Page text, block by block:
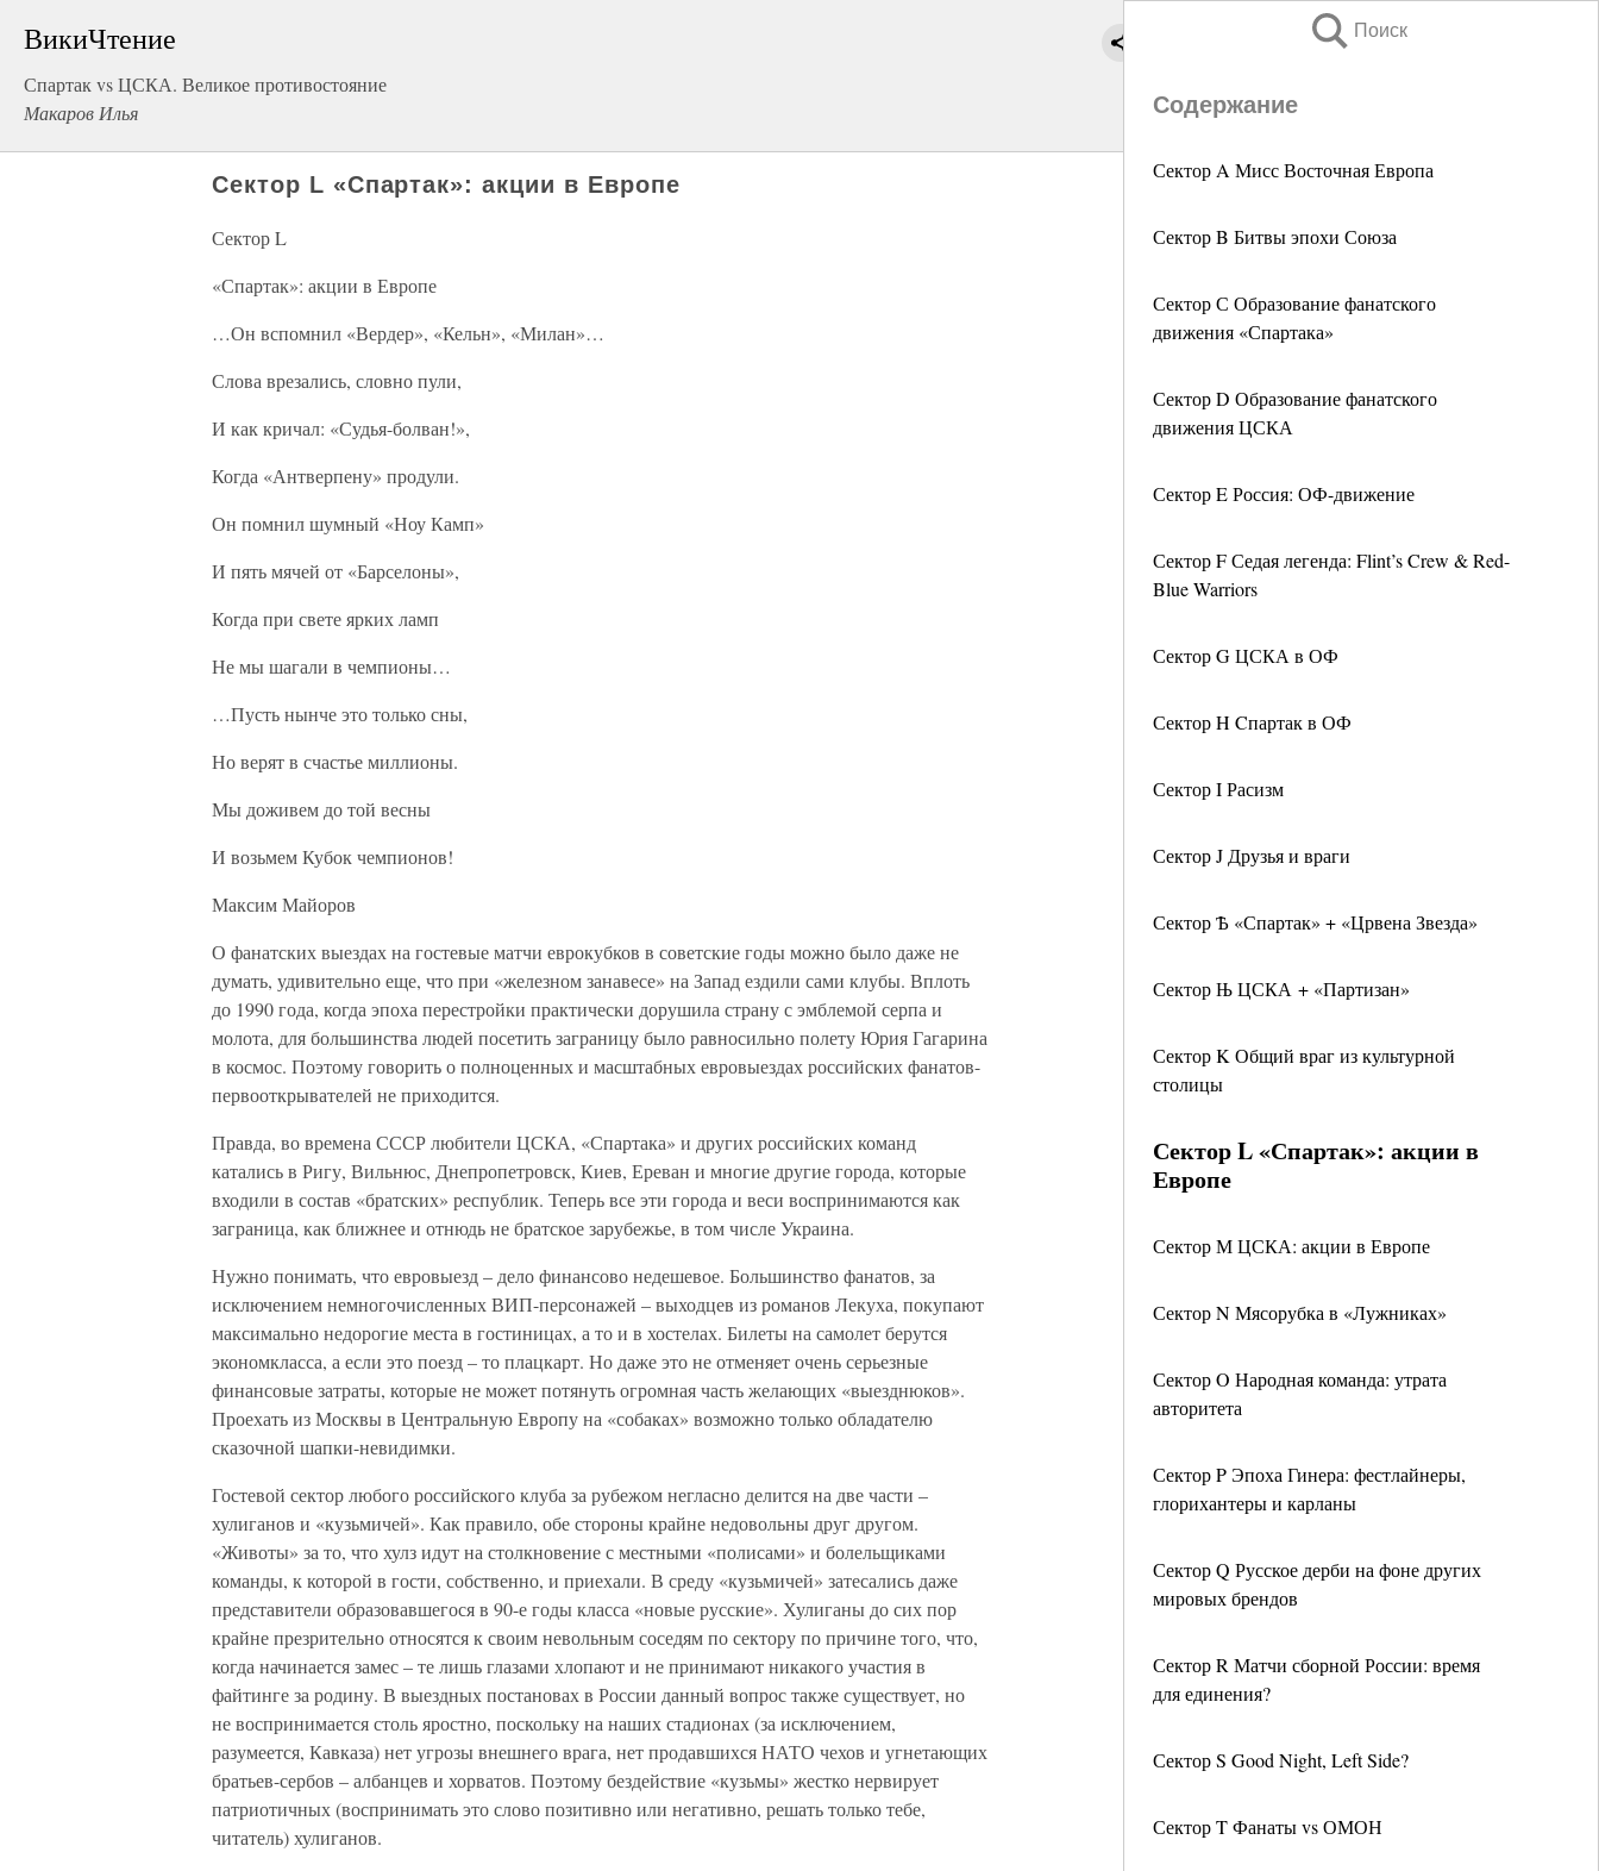
ВикиЧтение
Спартак vs ЦСКА. Великое противостояние
Макаров Илья
Поиск
Содержание
Сектор A Мисс Восточная Европа
Сектор B Битвы эпохи Союза
Сектор С Образование фанатского
движения «Спартака»
Сектор D Образование фанатского
движения ЦСКА
Сектор E Россия: ОФ-движение
Сектор F Седая легенда: Flint’s Crew & Red-
Blue Warriors
Сектор G ЦСКА в ОФ
Сектор H Cпартак в ОФ
Сектор I Расизм
Сектор J Друзья и враги
Сектор Ѣ «Спартак» + «Црвена Звезда»
Сектор Њ ЦСКА + «Партизан»
Сектор K Общий враг из культурной
столицы
Сектор L «Спартак»: акции в
Европе
Сектор М ЦСКА: акции в Европе
Сектор N Мясорубка в «Лужниках»
Сектор O Народная команда: утрата
авторитета
Сектор P Эпоха Гинера: фестлайнеры,
глорихантеры и карланы
Сектор Q Русское дерби на фоне других
мировых брендов
Сектор R Матчи сборной России: время
для единения?
Сектор S Good Night, Left Side?
Сектор T Фанаты vs ОМОН
Сектор L «Спартак»: акции в Европе
Сектор L
«Спартак»: акции в Европе
…Он вспомнил «Вердер», «Кельн», «Милан»…
Слова врезались, словно пули,
И как кричал: «Судья-болван!»,
Когда «Антверпену» продули.
Он помнил шумный «Ноу Камп»
И пять мячей от «Барселоны»,
Когда при свете ярких ламп
Не мы шагали в чемпионы…
…Пусть нынче это только сны,
Но верят в счастье миллионы.
Мы доживем до той весны
И возьмем Кубок чемпионов!
Максим Майоров
О фанатских выездах на гостевые матчи еврокубков в советские годы можно было даже не
думать, удивительно еще, что при «железном занавесе» на Запад ездили сами клубы. Вплоть
до 1990 года, когда эпоха перестройки практически дорушила страну с эмблемой серпа и
молота, для большинства людей посетить заграницу было равносильно полету Юрия Гагарина
в космос. Поэтому говорить о полноценных и масштабных евровыездах российских фанатов-
первооткрывателей не приходится.
Правда, во времена СССР любители ЦСКА, «Спартака» и других российских команд
катались в Ригу, Вильнюс, Днепропетровск, Киев, Ереван и многие другие города, которые
входили в состав «братских» республик. Теперь все эти города и веси воспринимаются как
заграница, как ближнее и отнюдь не братское зарубежье, в том числе Украина.
Нужно понимать, что евровыезд – дело финансово недешевое. Большинство фанатов, за
исключением немногочисленных ВИП-персонажей – выходцев из романов Лекуха, покупают
максимально недорогие места в гостиницах, а то и в хостелах. Билеты на самолет берутся
экономкласса, а если это поезд – то плацкарт. Но даже это не отменяет очень серьезные
финансовые затраты, которые не может потянуть огромная часть желающих «выезднюков».
Проехать из Москвы в Центральную Европу на «собаках» возможно только обладателю
сказочной шапки-невидимки.
Гостевой сектор любого российского клуба за рубежом негласно делится на две части –
хулиганов и «кузьмичей». Как правило, обе стороны крайне недовольны друг другом.
«Животы» за то, что хулз идут на столкновение с местными «полисами» и болельщиками
команды, к которой в гости, собственно, и приехали. В среду «кузьмичей» затесались даже
представители образовавшегося в 90-е годы класса «новые русские». Хулиганы до сих пор
крайне презрительно относятся к своим невольным соседям по сектору по причине того, что,
когда начинается замес – те лишь глазами хлопают и не принимают никакого участия в
файтинге за родину. В выездных постановах в России данный вопрос также существует, но
не воспринимается столь яростно, поскольку на наших стадионах (за исключением,
разумеется, Кавказа) нет угрозы внешнего врага, нет продавшихся НАТО чехов и угнетающих
братьев-сербов – албанцев и хорватов. Поэтому бездействие «кузьмы» жестко нервирует
патриотичных (воспринимать это слово позитивно или негативно, решать только тебе,
читатель) хулиганов.